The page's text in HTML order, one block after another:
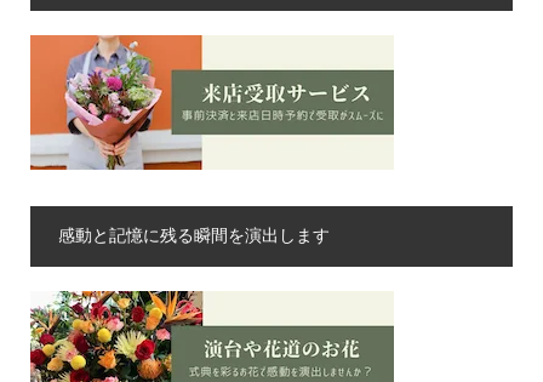
感動と記憶に残る瞬間を演出します